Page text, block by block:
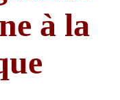
à la